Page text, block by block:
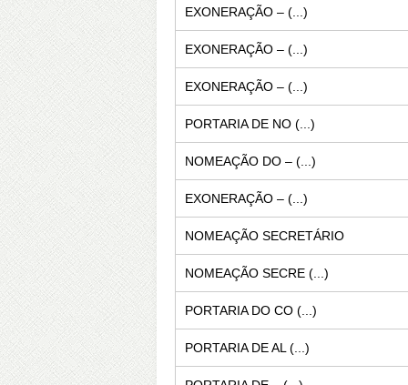
EXONERAÇÃO – (...)
EXONERAÇÃO – (...)
EXONERAÇÃO – (...)
PORTARIA DE NO (...)
NOMEAÇÃO DO – (...)
EXONERAÇÃO – (...)
NOMEAÇÃO SECRETÁRIO
NOMEAÇÃO SECRE (...)
PORTARIA DO CO (...)
PORTARIA DE AL (...)